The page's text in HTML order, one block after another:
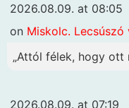
2026.08.09. at 08:05
on Miskolc.
„Attól félek, hogy ott
2026.08.09. at 07:19